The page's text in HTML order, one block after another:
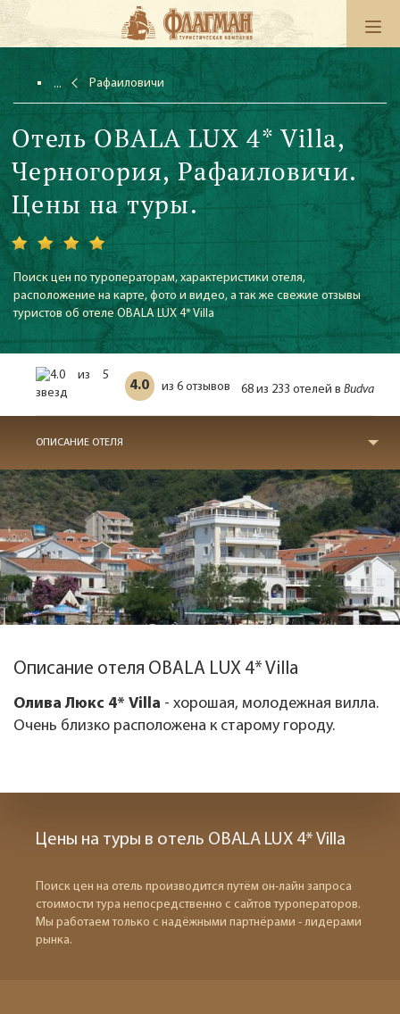
Рафаиловичи
Отель OBALA LUX 4* Villa,
Черногория, Рафаиловичи.
Цены на туры.
Поиск цен по туроператорам, характеристики отеля,
расположение на карте, фото и видео, а так же свежие отзывы
туристов об отеле OBALA LUX 4* Villa
4.0 из 6 отзывов 68 из 233 отелей в Budva
ОПИСАНИЕ ОТЕЛЯ
Описание отеля OBALA LUX 4* Villa
Олива Люкс 4* Villa - хорошая, молодежная вилла.
Очень близко расположена к старому городу.
Цены на туры в отель OBALA LUX 4* Villa
Поиск цен на отель производится путём он-лайн запроса
стоимости тура непосредственно с сайтов туроператоров.
Мы работаем только с надёжными партнёрами - лидерами
рынка.